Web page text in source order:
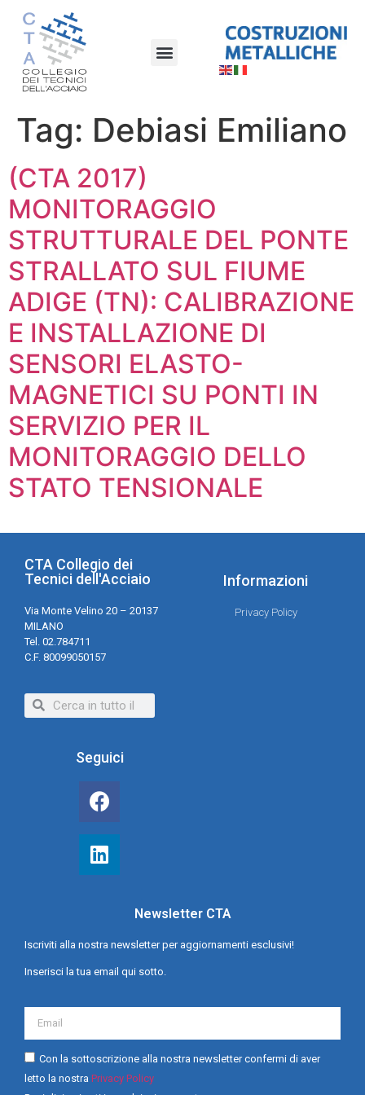
Tag: Debiasi Emiliano
(CTA 2017)
MONITORAGGIO
STRUTTURALE DEL PONTE
STRALLATO SUL FIUME
ADIGE (TN): CALIBRAZIONE
E INSTALLAZIONE DI
SENSORI ELASTO-
MAGNETICI SU PONTI IN
SERVIZIO PER IL
MONITORAGGIO DELLO
STATO TENSIONALE
CTA Collegio dei
Tecnici dell'Acciaio
Via Monte Velino 20 – 20137
MILANO
Tel. 02.784711
C.F. 80099050157
Informazioni
Privacy Policy
Seguici
Newsletter CTA
Iscriviti alla nostra newsletter per aggiornamenti esclusivi!
Inserisci la tua email qui sotto.
Con la sottoscrizione alla nostra newsletter confermi di aver
letto la nostra Privacy Policy